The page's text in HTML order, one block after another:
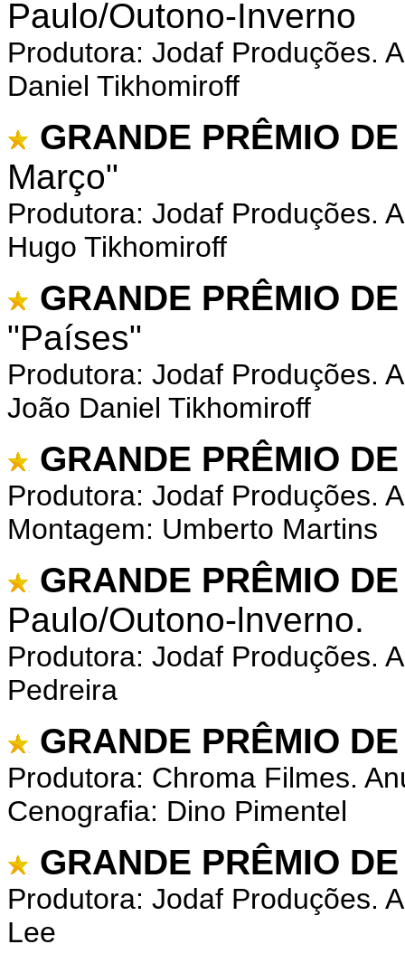
Paulo/Outono-Inverno
Produtora: Jodaf Produções.
Daniel Tikhomiroff
GRANDE PRÊMIO
Março"
Produtora: Jodaf Produções.
Hugo Tikhomiroff
GRANDE PRÊMIO
"Países"
Produtora: Jodaf Produções.
João Daniel Tikhomiroff
GRANDE PRÊMIO
Produtora: Jodaf Produções.
Montagem: Umberto Martins
GRANDE PRÊMIO
Paulo/Outono-lnverno.
Produtora: Jodaf Produções.
Pedreira
GRANDE PRÊMIO
Produtora: Chroma Filmes.
Cenografia: Dino Pimentel
GRANDE PRÊMIO
Produtora: Jodaf Produções.
Lee